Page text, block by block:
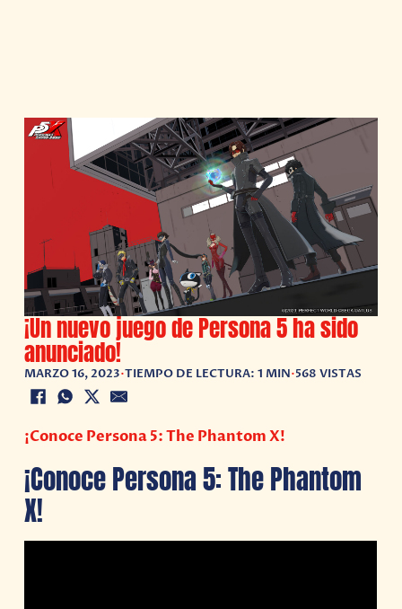
¡Un nuevo juego de Persona 5 ha sido
anunciado!
MARZO 16, 2023•TIEMPO DE LECTURA: 1 MIN•568 VISTAS
¡Conoce Persona 5: The Phantom X!
¡Conoce Persona 5: The Phantom
X!